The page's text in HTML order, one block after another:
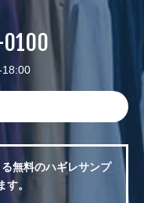
18:00
無料のハギレサンプ
。